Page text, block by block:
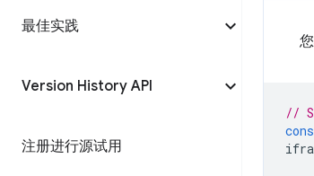
最佳实践
Version History API
注册进行源试用
//